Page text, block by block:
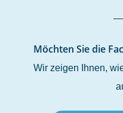
Möchten Sie die
Wir zeigen Ihnen,